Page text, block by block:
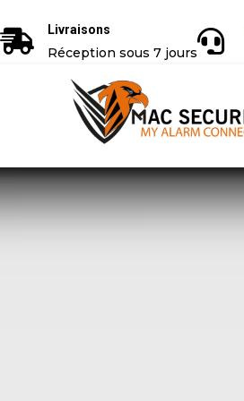
Livraisons
Réception sous 7 jours